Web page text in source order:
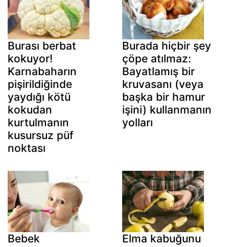
Burası berbat
kokuyor!
Karnabaharın
pişirildiğinde
yaydığı kötü
kokudan
kurtulmanın
kusursuz püf
noktası
Burada hiçbir şey
çöpe atılmaz:
Bayatlamış bir
kruvasanı (veya
başka bir hamur
işini) kullanmanın
yolları
Bebek
Elma kabuğunu